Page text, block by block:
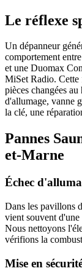
Le réflexe
Un dépanneur
comportement
et une Duomax
MiSet Radio. Cette
pièces changées
d'allumage, vanne
la clé, une
Pannes
et-Marne
Échec
Dans les pavillons
vient souvent d'une
Nous nettoyons
vérifions la
Mise en